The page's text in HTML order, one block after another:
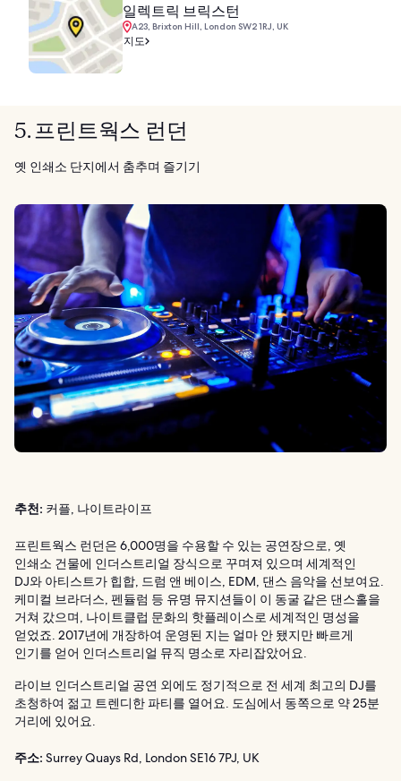
일렉트릭 브릭스턴
A23, Brixton Hill, London SW2 1RJ, UK
지도
5. 프린트웍스 런던
옛 인쇄소 단지에서 춤추며 즐기기
추천: 커플, 나이트라이프
프린트웍스 런던은 6,000명을 수용할 수 있는 공연장으로, 옛
인쇄소 건물에 인더스트리얼 장식으로 꾸며져 있으며 세계적인
DJ와 아티스트가 힙합, 드럼 앤 베이스, EDM, 댄스 음악을 선보여요.
케미컬 브라더스, 펜듈럼 등 유명 뮤지션들이 이 동굴 같은 댄스홀을
거쳐 갔으며, 나이트클럽 문화의 핫플레이스로 세계적인 명성을
얻었죠. 2017년에 개장하여 운영된 지는 얼마 안 됐지만 빠르게
인기를 얻어 인더스트리얼 뮤직 명소로 자리잡았어요.
라이브 인더스트리얼 공연 외에도 정기적으로 전 세계 최고의 DJ를
초청하여 젊고 트렌디한 파티를 열어요. 도심에서 동쪽으로 약 25분
거리에 있어요.
주소: Surrey Quays Rd, London SE16 7PJ, UK